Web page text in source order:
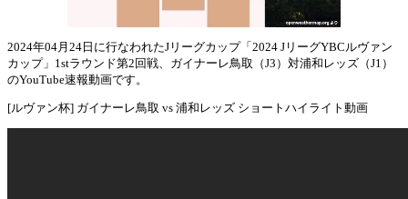
2024年04月24日に行なわれたJリーグカップ「2024 JリーグYBCルヴァン
カップ」1stラウンド第2回戦、ガイナーレ鳥取（J3）対浦和レッズ（J1）
のYouTube速報動画です。
[ルヴァン杯] ガイナーレ鳥取 vs 浦和レッズ ショートハイライト動画